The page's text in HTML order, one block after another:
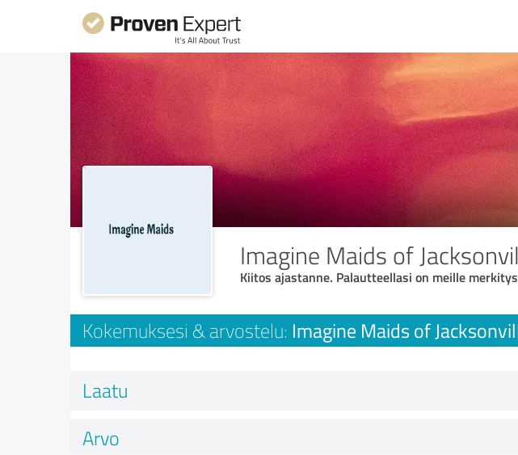
Imagine Maids of
Kiitos ajastanne. Palautteellasi on meille
Kokemuksesi & arvostelu: Imagine Maids of
Laatu
Arvo